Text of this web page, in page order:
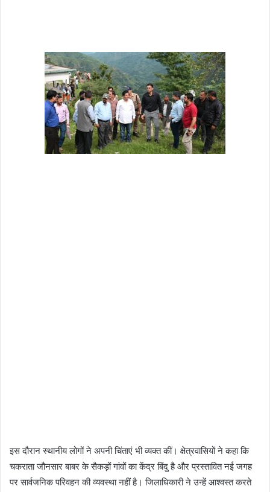
इस दौरान स्थानीय लोगों ने अपनी चिंताएं भी व्यक्त कीं। क्षेत्रवासियों ने कहा कि
चकराता जौनसार बाबर के सैकड़ों गांवों का केंद्र बिंदु है और प्रस्तावित नई जगह
पर सार्वजनिक परिवहन की व्यवस्था नहीं है। जिलाधिकारी ने उन्हें आश्वस्त करते